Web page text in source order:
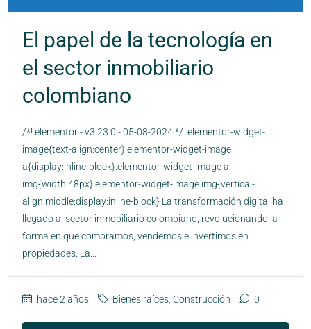
El papel de la tecnología en
el sector inmobiliario
colombiano
/*! elementor - v3.23.0 - 05-08-2024 */ .elementor-widget-
image{text-align:center}.elementor-widget-image
a{display:inline-block}.elementor-widget-image a
img{width:48px}.elementor-widget-image img{vertical-
align:middle;display:inline-block} La transformación digital ha
llegado al sector inmobiliario colombiano, revolucionando la
forma en que compramos, vendemos e invertimos en
propiedades. La...
hace 2 años Bienes raíces Construcción 0